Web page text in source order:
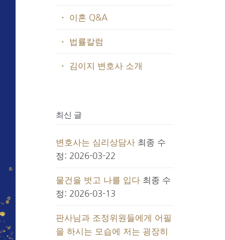
・ 이혼 Q&A
・ 법률칼럼
・ 김이지 변호사 소개
최신 글
변호사는 심리상담사 최종 수
정: 2026-03-22
물건을 벗고 나를 입다 최종 수
정: 2026-03-13
판사님과 조정위원들에게 어필
을 하시는 모습에 저는 굉장히